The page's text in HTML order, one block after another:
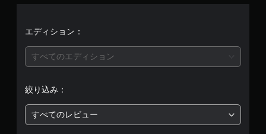
5
段
エディション：
すべてのエディション
絞り込み：
すべてのレビュー